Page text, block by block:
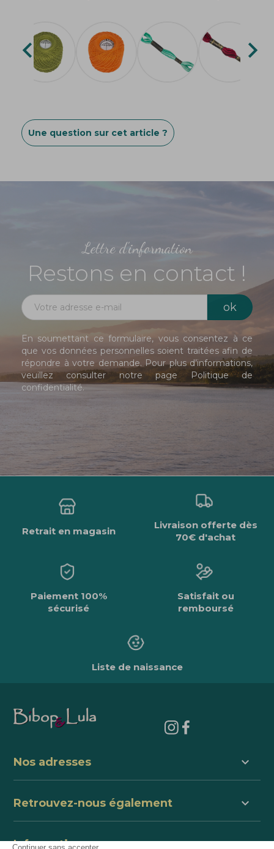
 
Une question sur cet article ?
Lettre d'information
Restons en contact !
En soumettant ce formulaire, vous consentez à ce
que vos données personnelles soient traitées afin de
répondre à votre demande. Pour plus d’informations,
veuillez consulter notre page Politique de
confidentialité.
Retrait en magasin
Livraison offerte dès
70€ d'achat
Paiement 100%
sécurisé
Satisfait ou
remboursé
Liste de naissance
Nos adresses keyboard_arrow_down
Retrouvez-nous également keyboard_arrow_down
Informations keyboard_arrow_down